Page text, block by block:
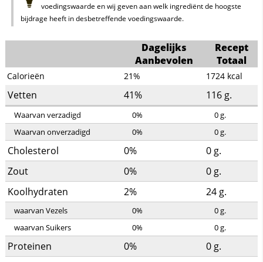
voedingswaarde en wij geven aan welk ingrediënt de hoogste
bijdrage heeft in desbetreffende voedingswaarde.
Dagelijks
Aanbevolen
Recept
Totaal
Calorieën 21% 1724 kcal
Vetten 41% 116 g.
Waarvan verzadigd 0% 0g.
Waarvan onverzadigd
0% 0g.
Cholesterol 0% 0 g.
Zout
0% 0 g.
Koolhydraten
2% 24 g.
waarvan Vezels 0% 0g.
waarvan Suikers
0% 0g.
Proteinen 0% 0 g.